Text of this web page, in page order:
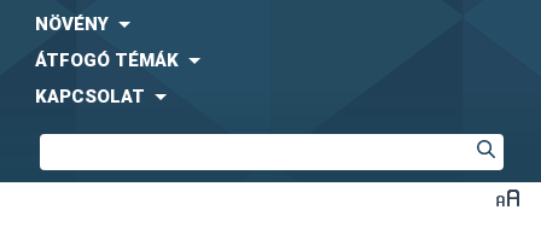
NÖVÉNY
ÁTFOGÓ TÉMÁK
KAPCSOLAT